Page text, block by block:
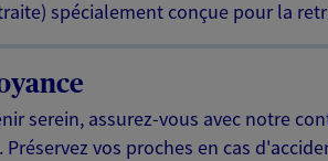
spécialement conçue pour la
serein, assurez-vous avec notre
Préservez vos proches en cas